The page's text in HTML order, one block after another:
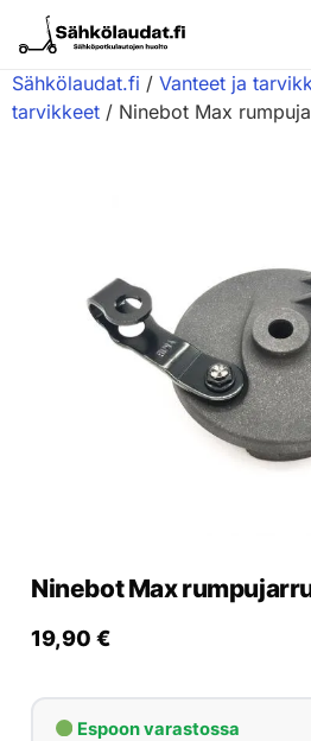
Ajoneuvot
Varaa huolto
Sähkölaudat.fi / Vanteet ja
tarvikkeet / Ninebot Max
Ninebot Max
19,90 €
Espoon varastossa